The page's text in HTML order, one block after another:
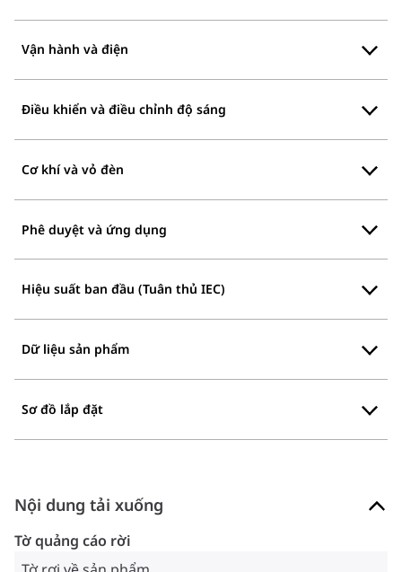
Vận hành và điện
Điều khiển và điều chỉnh độ sáng
Cơ khí và vỏ đèn
Phê duyệt và ứng dụng
Hiệu suất ban đầu (Tuân thủ IEC)
Dữ liệu sản phẩm
Sơ đồ lắp đặt
Nội dung tải xuống
Tờ quảng cáo rời